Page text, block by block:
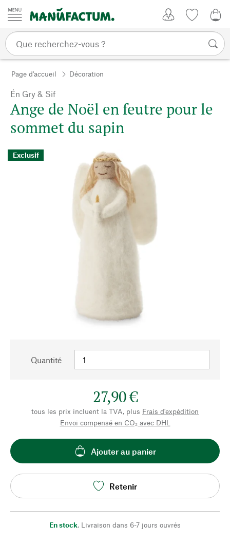
Passer au contenu
Page d'accueil Décoration
Én Gry & Sif
Ange de Noël en feutre pour le
sommet du sapin
Exclusif
Quantité
27,90 €
tous les prix incluent la TVA, plus Frais d'expédition
Envoi compensé en CO₂ avec DHL
Ajouter au panier
Retenir
En stock, Livraison dans 6-7 jours ouvrés